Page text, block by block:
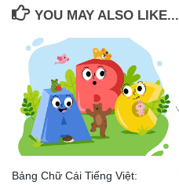
YOU MAY ALSO LIKE...
Bảng Chữ Cái Tiếng Việt: